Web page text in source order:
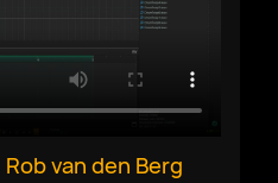
Rob van den Berg